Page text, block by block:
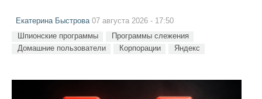
Екатерина Быстрова 07 августа 2026 - 17:50
Шпионские программы
Программы слежения
Домашние пользователи
Корпорации Яндекс